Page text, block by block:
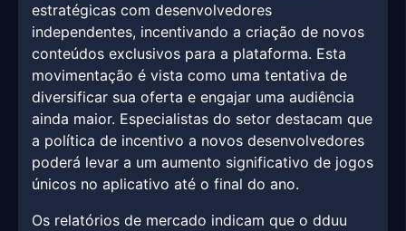
estratégicas com desenvolvedores
independentes, incentivando a criação de novos
conteúdos exclusivos para a plataforma. Esta
movimentação é vista como uma tentativa de
diversificar sua oferta e engajar uma audiência
ainda maior. Especialistas do setor destacam que
a política de incentivo a novos desenvolvedores
poderá levar a um aumento significativo de jogos
únicos no aplicativo até o final do ano.
Os relatórios de mercado indicam que o dduu